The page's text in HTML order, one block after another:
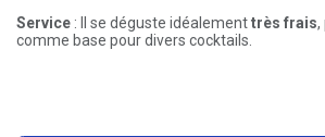
Service : Il se déguste idéalementtrès frais,
comme base pour divers cocktails.